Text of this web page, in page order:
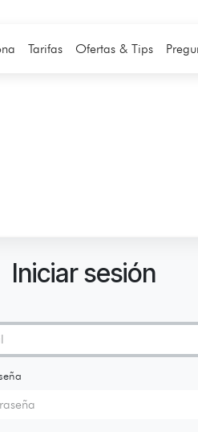
Tarifas Ofertas & Tips
Iniciar sesión